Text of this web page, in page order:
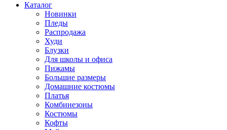
Каталог
Новинки
Пледы
Распродажа
Худи
Блузки
Для школы и офиса
Пижамы
Большие размеры
Домашние костюмы
Платья
Комбинезоны
Костюмы
Кофты